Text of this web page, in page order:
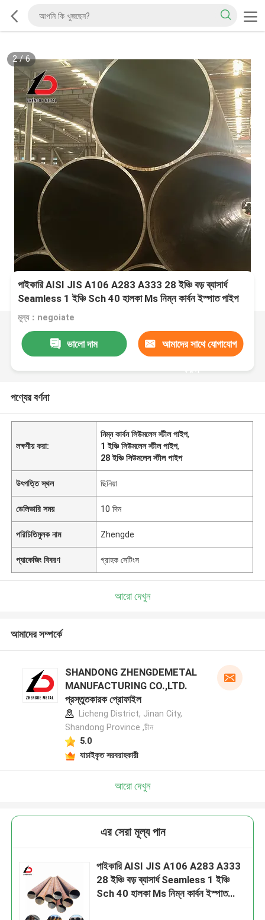
2/6
পাইকারি AISI JIS A106 A283 A333 28 ইঞ্চি বড় ব্যাসার্ধ
Seamless 1 ইঞ্চি Sch 40 হালকা Ms নিম্ন কার্বন ইস্পাত পাইপ
কারখানা মূল্য
মূল্য：negoiate
ভালো দাম আমাদের সাথে যোগাযোগ
করুন
পণ্যের বর্ণনা
লক্ষণীয় করা:
নিম্ন কার্বন সিউমলেস স্টীল পাইপ,
1 ইঞ্চি সিউমলেস স্টীল পাইপ,
28 ইঞ্চি সিউমলেস স্টীল পাইপ
উৎপত্তি স্থল ছিনিয়া
ডেলিভারি সময় 10 দিন
পরিচিতিমুলক নাম Zhengde
প্যাকেজিং বিবরণ গ্রাহক সেটিংস
আরো দেখুন
আমাদের সম্পর্কে
SHANDONG ZHENGDEMETAL
MANUFACTURING CO.,LTD.
প্রস্তুতকারক প্রোফাইল
Licheng District, Jinan City,
Shandong Province ,চীন
5.0
যাচাইকৃত সরবরাহকারী
আরো দেখুন
এর সেরা মূল্য পান
পাইকারি AISI JIS A106 A283 A333
28 ইঞ্চি বড় ব্যাসার্ধ Seamless 1 ইঞ্চি
Sch 40 হালকা Ms নিম্ন কার্বন ইস্পাত